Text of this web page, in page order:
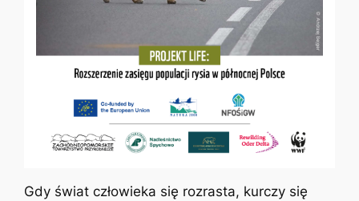
Gdy świat człowieka się rozrasta, kurczy się